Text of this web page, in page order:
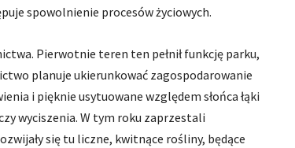
spowolnienie procesów życiowych.
Pierwotnie teren ten pełnił funkcję parku,
planuje ukierunkować zagospodarowanie
i pięknie usytuowane względem słońca łąki
wyciszenia. W tym roku zaprzestali
się tu liczne, kwitnące rośliny, będące